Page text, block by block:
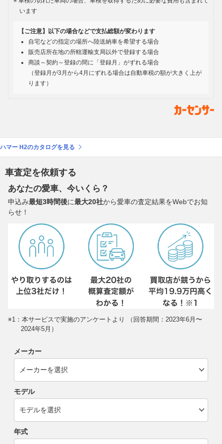
います
【ご注意】以下の場合などで支払総額が変わります
自宅などの指定の場所へ陸送納車を希望する場合
販売店所在地の所轄運輸支局以外で登録する場合
商談～契約～登録の間に「登録月」がずれる場合
（登録月が3月から4月にずれる場合は自動車税の額が大きく上が
ります）
ハマー H2のカタログを見る
車査定を依頼する
あなたの愛車、今いくら？
申込み最短3時間後に最大20社から愛車の査定結果をWebでお知
らせ！
※1：本サービスで実施のアンケートより （回答期間：2023年6月〜
2024年5月）
メーカー
モデル
年式